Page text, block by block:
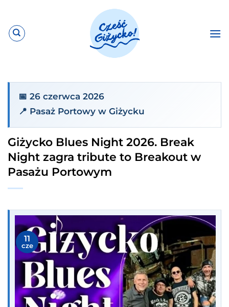
zawartości
📅 26 czerwca 2026
📍 Pasaż Portowy w Giżycku
Giżycko Blues Night 2026. Break
Night zagra tribute to Breakout w
Pasażu Portowym
11
cze